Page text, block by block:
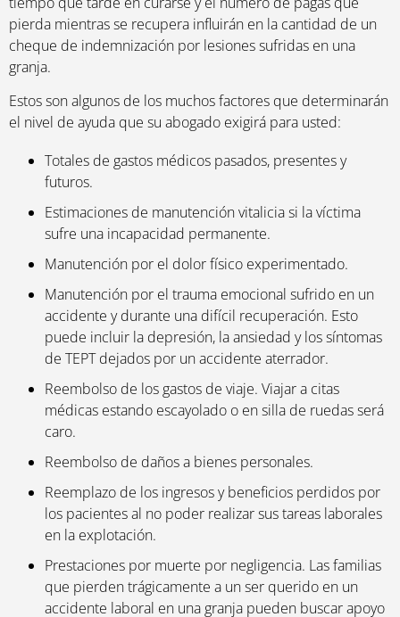
pierda mientras se recupera influirán en la cantidad de un
cheque de indemnización por lesiones sufridas en una
granja.
Estos son algunos de los muchos factores que determinarán
el nivel de ayuda que su abogado exigirá para usted:
Totales de gastos médicos pasados, presentes y
futuros.
Estimaciones de manutención vitalicia si la víctima
sufre una incapacidad permanente.
Manutención por el dolor físico experimentado.
Manutención por el trauma emocional sufrido en un
accidente y durante una difícil recuperación. Esto
puede incluir la depresión, la ansiedad y los síntomas
de TEPT dejados por un accidente aterrador.
Reembolso de los gastos de viaje. Viajar a citas
médicas estando escayolado o en silla de ruedas será
caro.
Reembolso de daños a bienes personales.
Reemplazo de los ingresos y beneficios perdidos por
los pacientes al no poder realizar sus tareas laborales
en la explotación.
Prestaciones por muerte por negligencia. Las familias
que pierden trágicamente a un ser querido en un
accidente laboral en una granja pueden buscar apoyo